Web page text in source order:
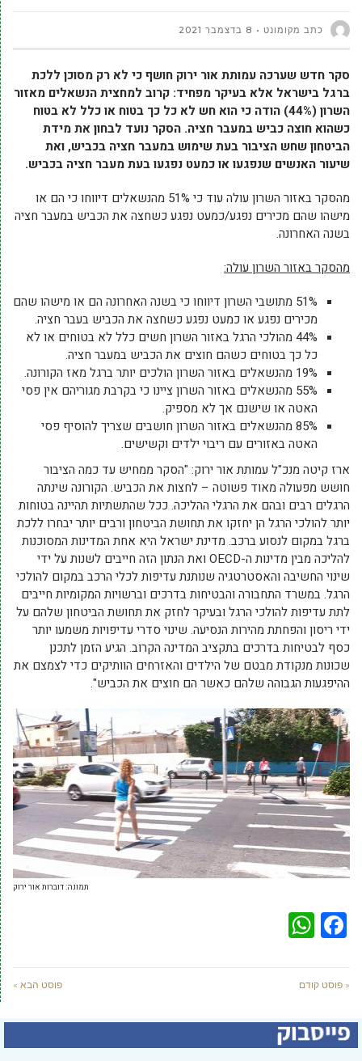
כתב מקומונט 8 בדצמבר 2021
סקר חדש שערכה עמותת אור ירוק חושף כי לא רק מסוכן ללכת
ברגל בישראל אלא בעיקר מפחיד: קרוב למחצית הנשאלים מאזור
השרון (44%) הודה כי הוא חש לא כל כך בטוח או כלל לא בטוח
כשהוא חוצה כביש במעבר חציה. הסקר נועד לבחון את מידת
הביטחון שחש הציבור בעת שימוש במעבר חציה בכביש, ואת
שיעור האנשים שנפגעו או כמעט נפגעו בעת מעבר חציה בכביש.
מהסקר באזור השרון עולה עוד כי 51% מהנשאלים דיווחו כי הם או
מישהו שהם מכירים נפגע/כמעט נפגע כשחצה את הכביש במעבר חציה
בשנה האחרונה.
מהסקר באזור השרון עולה:
51% מתושבי השרון דיווחו כי בשנה האחרונה הם או מישהו שהם
מכירים נפגע או כמעט נפגע כשחצה את הכביש בעבר חציה.
44% מהולכי הרגל באזור השרון חשים כלל לא בטוחים או לא
כל כך בטוחים כשהם חוצים את הכביש במעבר חציה.
19% מהנשאלים באזור השרון הולכים יותר ברגל מאז הקורונה.
55% מהנשאלים באזור השרון ציינו כי בקרבת מגוריהם אין פסי
האטה או שישנם אך לא מספיק.
85% מהנשאלים באזור השרון חושבים שצריך להוסיף פסי
האטה באזורים עם ריבוי ילדים וקשישים.
ארז קיטה מנכ"ל עמותת אור ירוק: "הסקר ממחיש עד כמה הציבור
חושש מפעולה מאוד פשוטה – לחצות את הכביש. הקורונה שינתה
הרגלים רבים ובהם את הרגלי ההליכה. ככל שהתשתיות תהיינה בטוחות
יותר להולכי הרגל הן יחזקו את תחושת הביטחון ורבים יותר יבחרו ללכת
ברגל במקום לנסוע ברכב. מדינת ישראל היא אחת המדינות המסוכנות
להליכה מבין מדינות ה-OECD ואת הנתון הזה חייבים לשנות על ידי
שינוי החשיבה והאסטרטגיה שנותנת עדיפות לכלי הרכב במקום להולכי
הרגל. במשרד התחבורה והבטיחות בדרכים וברשויות המקומיות חייבים
לתת עדיפות להולכי הרגל ובעיקר לחזק את תחושת הביטחון שלהם על
ידי ריסון והפחתת מהירות הנסיעה. שינוי סדרי עדיפויות משמעו יותר
כסף לבטיחות בדרכים בתקציב המדינה הקרוב. הגיע הזמן לתכנן
שכונות מנקודת מבטם של הילדים והאזרחים הוותיקים כדי לצמצם את
ההיפגעות הגבוהה שלהם כאשר הם חוצים את הכביש".
תמונה: דוברות אור ירוק
Facebook
« פוסט קודם פוסט הבא »